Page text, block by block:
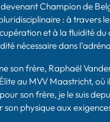
Champion de
: à travers
et à la fluidité
nécessaire dans
son frère, Raphaël
au MVV Maastricht,
son frère, je le suis
physique aux